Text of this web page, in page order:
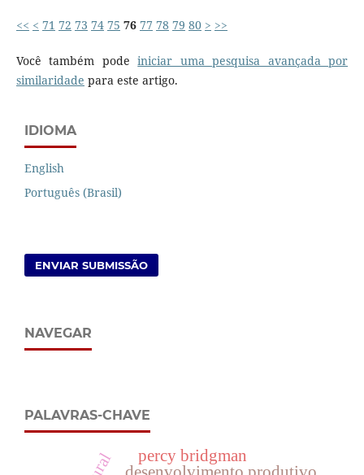
<< < 71 72 73 74 75 76 77 78 79 80 > >>
Você também podeiniciar uma pesquisa avançada por
similaridade para este artigo.
IDIOMA
English
Português (Brasil)
ENVIAR SUBMISSÃO
NAVEGAR
PALAVRAS-CHAVE
percy bridgman